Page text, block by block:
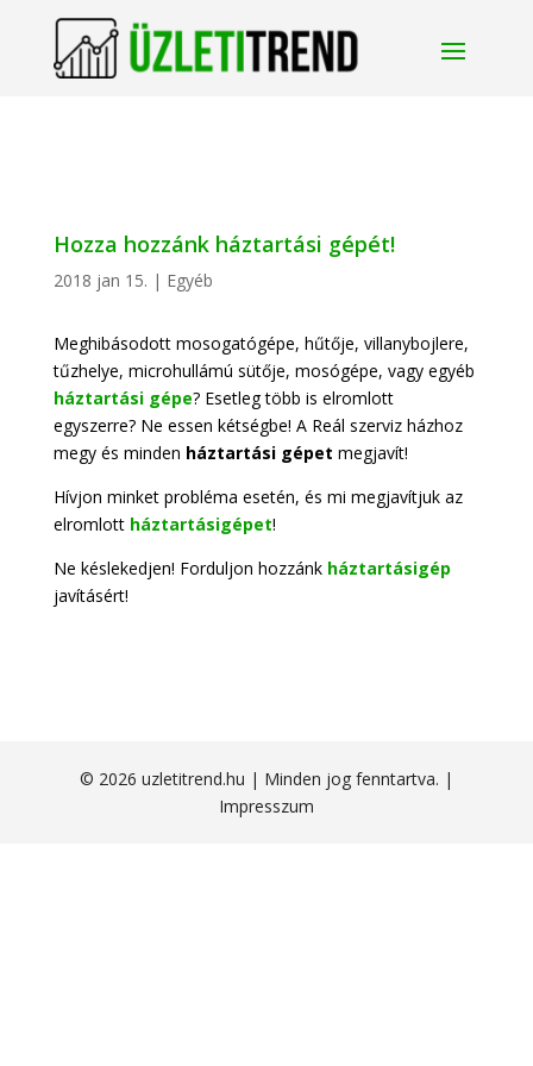
Hozza hozzánk háztartási gépét!
2018 jan 15. | Egyéb
Meghibásodott mosogatógépe, hűtője, villanybojlere,
tűzhelye, microhullámú sütője, mosógépe, vagy egyéb
háztartási gépe? Esetleg több is elromlott
egyszerre? Ne essen kétségbe! A Reál szerviz házhoz
megy és minden háztartási gépet megjavít!
Hívjon minket probléma esetén, és mi megjavítjuk az
elromlottháztartásigépet!
Ne késlekedjen! Forduljon hozzánk háztartásigép
javításért!
© 2026 uzletitrend.hu | Minden jog fenntartva. |
Impresszum